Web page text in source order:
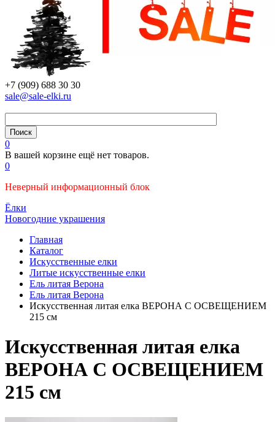
+7 (909) 688 30 30
sale@sale-elki.ru
0
В вашей корзине ещё нет товаров.
0
Неверный информационный блок
Ёлки
Новогодние украшения
Главная
Каталог
Искусственные елки
Литые искусственные елки
Ель литая Верона
Ель литая Верона
Искусственная литая елка ВЕРОНА С ОСВЕЩЕНИЕМ
215 см
Искусственная литая елка
ВЕРОНА С ОСВЕЩЕНИЕМ
215 см